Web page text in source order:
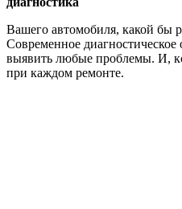
Вашего автомобиля, какой бы
Современное диагностическое
выявить любые проблемы. И,
при каждом ремонте.